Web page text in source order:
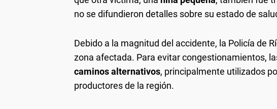
no se difundieron detalles sobre su estado de
Debido a la magnitud del accidente, la Policía de
zona afectada. Para evitar congestionamientos,
caminos alternativos, principalmente utilizados
productores de la región.